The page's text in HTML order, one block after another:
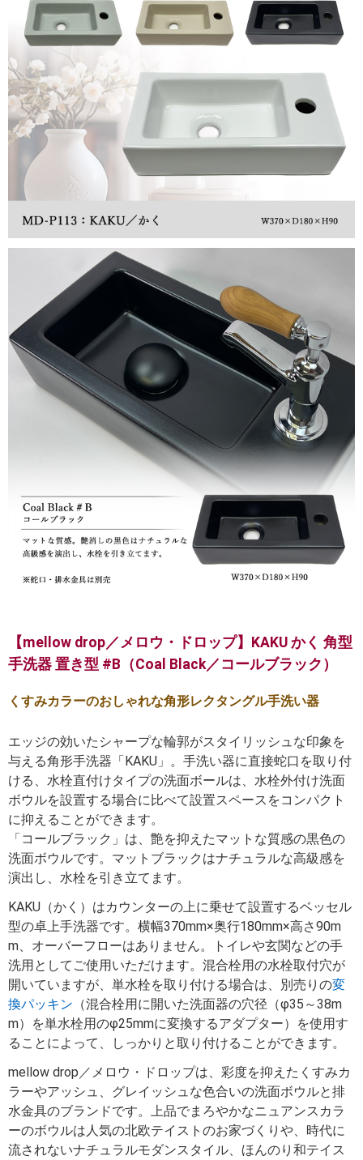
【mellow drop／メロウ・ドロップ】KAKU かく 角型
手洗器 置き型 #B（Coal Black／コールブラック）
くすみカラーのおしゃれな角形レクタングル手洗い器
エッジの効いたシャープな輪郭がスタイリッシュな印象を
与える角形手洗器「KAKU」。手洗い器に直接蛇口を取り付
ける、水栓直付けタイプの洗面ボールは、水栓外付け洗面
ボウルを設置する場合に比べて設置スペースをコンパクト
に抑えることができます。
「コールブラック」は、艶を抑えたマットな質感の黒色の
洗面ボウルです。マットブラックはナチュラルな高級感を
演出し、水栓を引き立てます。
KAKU（かく）はカウンターの上に乗せて設置するベッセル
型の卓上手洗器です。横幅370mm×奥行180mm×高さ90m
m、オーバーフローはありません。トイレや玄関などの手
洗用としてご使用いただけます。混合栓用の水栓取付穴が
開いていますが、単水栓を取り付ける場合は、別売りの変
換パッキン （混合栓用に開いた洗面器の穴径（φ35～38m
m）を単水栓用のφ25mmに変換するアダプター）を使用す
ることによって、しっかりと取り付けることができます。
mellow drop／メロウ・ドロップは、彩度を抑えたくすみカ
ラーやアッシュ、グレイッシュな色合いの洗面ボウルと排
水金具のブランドです。上品でまろやかなニュアンスカラ
ーのボウルは人気の北欧テイストのお家づくりや、時代に
流されないナチュラルモダンスタイル、ほんのり和テイス